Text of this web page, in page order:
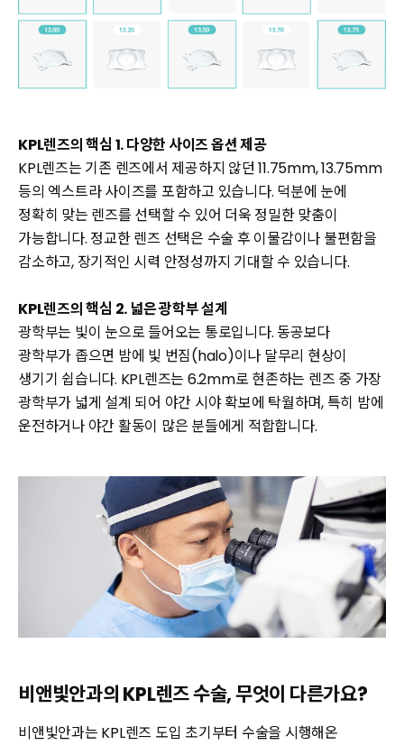
KPL렌즈의 핵심 1. 다양한 사이즈 옵션 제공
KPL렌즈는 기존 렌즈에서 제공하지 않던 11.75mm, 13.75mm
등의 엑스트라 사이즈를 포함하고 있습니다. 덕분에 눈에
정확히 맞는 렌즈를 선택할 수 있어 더욱 정밀한 맞춤이
가능합니다. 정교한 렌즈 선택은 수술 후 이물감이나 불편함을
감소하고, 장기적인 시력 안정성까지 기대할 수 있습니다.
KPL렌즈의 핵심 2. 넓은 광학부 설계
광학부는 빛이 눈으로 들어오는 통로입니다. 동공보다
광학부가 좁으면 밤에 빛 번짐(halo)이나 달무리 현상이
생기기 쉽습니다. KPL렌즈는 6.2mm로 현존하는 렌즈 중 가장
광학부가 넓게 설계 되어 야간 시야 확보에 탁월하며, 특히 밤에
운전하거나 야간 활동이 많은 분들에게 적합합니다.
비앤빛안과의 KPL렌즈 수술, 무엇이 다른가요?
비앤빛안과는 KPL렌즈 도입 초기부터 수술을 시행해온